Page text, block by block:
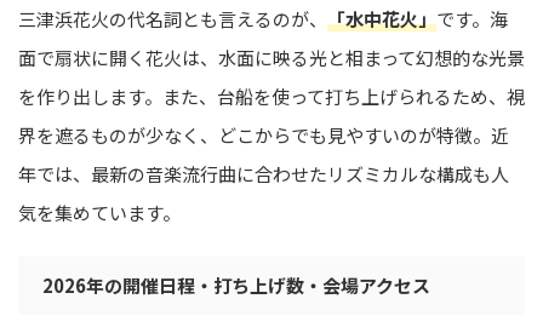
三津浜花火の代名詞とも言えるのが、 「水中花火」です。海
面で扇状に開く花火は、水面に映る光と相まって幻想的な光景
を作り出します。また、台船を使って打ち上げられるため、視
界を遮るものが少なく、どこからでも見やすいのが特徴。近
年では、最新の音楽流行曲に合わせたリズミカルな構成も人
気を集めています。
2026年の開催日程・打ち上げ数・会場アクセス